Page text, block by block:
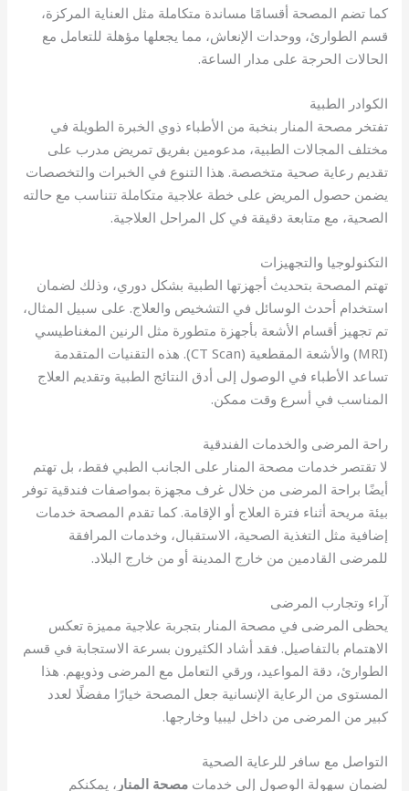
كما تضم المصحة أقسامًا مساندة متكاملة مثل العناية المركزة،
قسم الطوارئ، ووحدات الإنعاش، مما يجعلها مؤهلة للتعامل مع
الحالات الحرجة على مدار الساعة.
الكوادر الطبية
تفتخر مصحة المنار بنخبة من الأطباء ذوي الخبرة الطويلة في
مختلف المجالات الطبية، مدعومين بفريق تمريض مدرب على
تقديم رعاية صحية متخصصة. هذا التنوع في الخبرات والتخصصات
يضمن حصول المريض على خطة علاجية متكاملة تتناسب مع حالته
الصحية، مع متابعة دقيقة في كل المراحل العلاجية.
التكنولوجيا والتجهيزات
تهتم المصحة بتحديث أجهزتها الطبية بشكل دوري، وذلك لضمان
استخدام أحدث الوسائل في التشخيص والعلاج. على سبيل المثال،
تم تجهيز أقسام الأشعة بأجهزة متطورة مثل الرنين المغناطيسي
(MRI) والأشعة المقطعية (CT Scan). هذه التقنيات المتقدمة
تساعد الأطباء في الوصول إلى أدق النتائج الطبية وتقديم العلاج
المناسب في أسرع وقت ممكن.
راحة المرضى والخدمات الفندقية
لا تقتصر خدمات مصحة المنار على الجانب الطبي فقط، بل تهتم
أيضًا براحة المرضى من خلال غرف مجهزة بمواصفات فندقية توفر
بيئة مريحة أثناء فترة العلاج أو الإقامة. كما تقدم المصحة خدمات
إضافية مثل التغذية الصحية، الاستقبال، وخدمات المرافقة
للمرضى القادمين من خارج المدينة أو من خارج البلاد.
آراء وتجارب المرضى
يحظى المرضى في مصحة المنار بتجربة علاجية مميزة تعكس
الاهتمام بالتفاصيل. فقد أشاد الكثيرون بسرعة الاستجابة في قسم
الطوارئ، دقة المواعيد، ورقي التعامل مع المرضى وذويهم. هذا
المستوى من الرعاية الإنسانية جعل المصحة خيارًا مفضلًا لعدد
كبير من المرضى من داخل ليبيا وخارجها.
التواصل مع سافر للرعاية الصحية
لضمان سهولة الوصول إلى خدماتمصحة المنار ، يمكنكم